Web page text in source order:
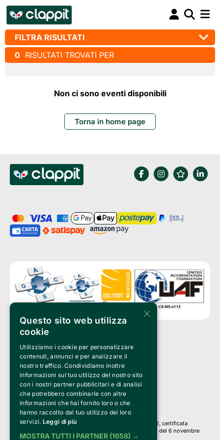
FILTRA RISULTATI
0 RISULTATI TROVATI PER
Non ci sono eventi disponibili
Torna in home page
Clappit è un marchio di proprietà di:
Bemils Srl
a Socio Unico
Via Fosse Ardeatine, 4 -20092 Cinisello Balsamo (MI)
PI 05589050961
Iscr. C.C.I.A.A. Milano R.E.A. 1833471
© 2010-2025 Bemils Srl - Tutti i diritti riservati
Credits:
Clappit è basato sulla piattaforma di biglietteria Belive 6.2, certificata
dall’Agenzia delle Entrate con protocollo n. 2025/445474 del 6 novembre
2025.
×
Questo sito web utilizza
cookie
Utilizziamo i cookie per personalizzare
contenuti, annunci e per analizzare il
nostro traffico. Condividiamo inoltre
informazioni sul tuo utilizzo del nostro sito
con i nostri partner pubblicitari e di analisi
che potrebbero combinarle con altre
informazioni che hai fornito loro o che
hanno raccolto dal tuo utilizzo dei loro
servizi. Leggi di più
MOSTRA TUTTI I PARTNER (1658) →